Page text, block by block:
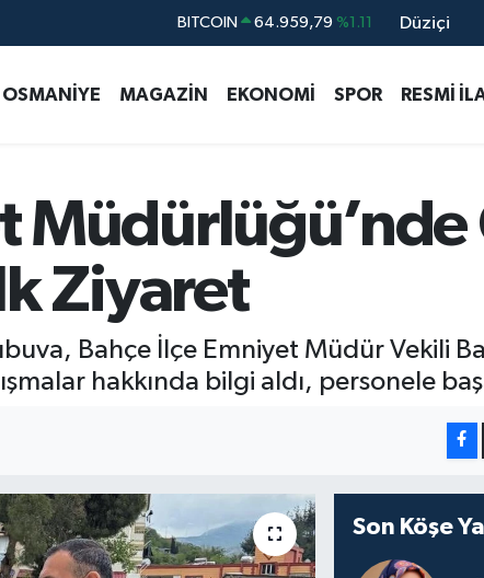
DOLAR 47,7436 %0.18
STERLİN 64,4811 %0.38
BITCOIN 64.959,79 %1.11
Düziçi
OSMANİYE MAGAZİN EKONOMİ SPOR RESMİ
Ziyaret
Bahçe İlçe Emniyet Müdür Vekili
hakkında bilgi aldı, personele
Son Köşe